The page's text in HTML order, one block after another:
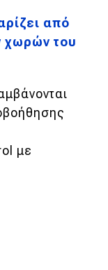
από
χωρών του
με